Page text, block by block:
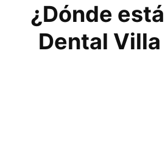
¿Dónde
Dental Villa